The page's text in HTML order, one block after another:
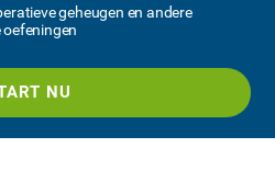
geheugen en andere
NU